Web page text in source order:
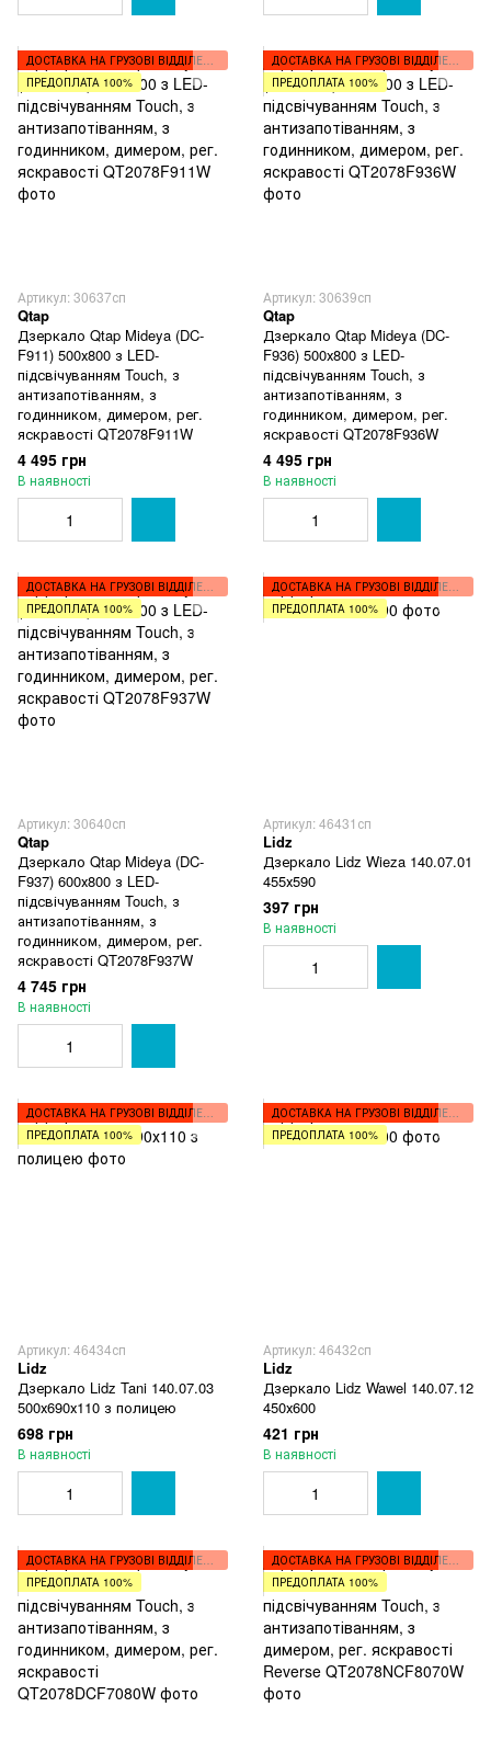
ДОСТАВКА НА ГРУЗОВІ ВІДДІЛЕННЯ
ПРЕДОПЛАТА 100%
Артикул: 30637сп
Qtap
Дзеркало Qtap Mideya (DC-
F911) 500х800 з LED-
підсвічуванням Touch, з
антизапотіванням, з
годинником, димером, рег.
яскравості QT2078F911W
4 495 грн
В наявності
ДОСТАВКА НА ГРУЗОВІ ВІДДІЛЕННЯ
ПРЕДОПЛАТА 100%
Артикул: 30639сп
Qtap
Дзеркало Qtap Mideya (DC-
F936) 500х800 з LED-
підсвічуванням Touch, з
антизапотіванням, з
годинником, димером, рег.
яскравості QT2078F936W
4 495 грн
В наявності
ДОСТАВКА НА ГРУЗОВІ ВІДДІЛЕННЯ
ПРЕДОПЛАТА 100%
Артикул: 30640сп
Qtap
Дзеркало Qtap Mideya (DC-
F937) 600х800 з LED-
підсвічуванням Touch, з
антизапотіванням, з
годинником, димером, рег.
яскравості QT2078F937W
4 745 грн
В наявності
ДОСТАВКА НА ГРУЗОВІ ВІДДІЛЕННЯ
ПРЕДОПЛАТА 100%
Артикул: 46431сп
Lidz
Дзеркало Lidz Wieza 140.07.01
455х590
397 грн
В наявності
ДОСТАВКА НА ГРУЗОВІ ВІДДІЛЕННЯ
ПРЕДОПЛАТА 100%
Артикул: 46434сп
Lidz
Дзеркало Lidz Tani 140.07.03
500х690х110 з полицею
698 грн
В наявності
ДОСТАВКА НА ГРУЗОВІ ВІДДІЛЕННЯ
ПРЕДОПЛАТА 100%
Артикул: 46432сп
Lidz
Дзеркало Lidz Wawel 140.07.12
450х600
421 грн
В наявності
ДОСТАВКА НА ГРУЗОВІ ВІДДІЛЕННЯ
ПРЕДОПЛАТА 100%
ДОСТАВКА НА ГРУЗОВІ ВІДДІЛЕННЯ
ПРЕДОПЛАТА 100%